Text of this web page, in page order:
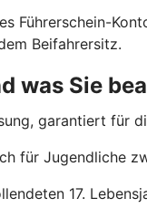
Führerschein-
Beifahrersitz.
was Sie
garantiert für
für Jugendliche
17.